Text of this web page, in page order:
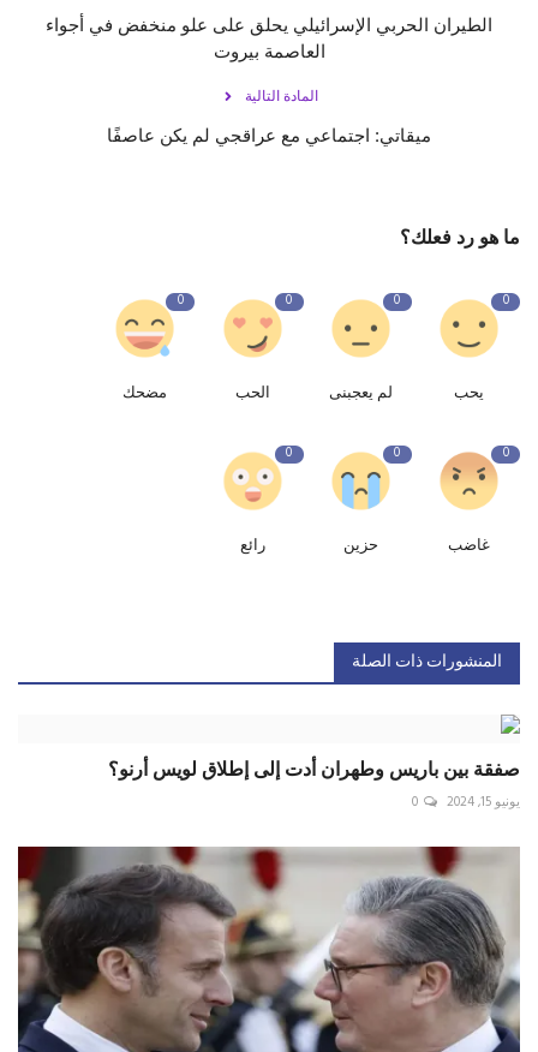
‏الطيران الحربي الإسرائيلي يحلق على علو منخفض في أجواء
العاصمة بيروت
المادة التالية
ميقاتي: اجتماعي مع عراقجي لم يكن عاصفًا
ما هو رد فعلك؟
0
يحب
0
لم يعجبنى
0
الحب
0
مضحك
0
غاضب
0
حزين
0
رائع
المنشورات ذات الصلة
صفقة بين باريس وطهران أدت إلى إطلاق لويس أرنو؟
يونيو 15, 2024 0